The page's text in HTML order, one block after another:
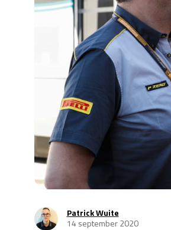
Patrick Wuite
14 september 2020